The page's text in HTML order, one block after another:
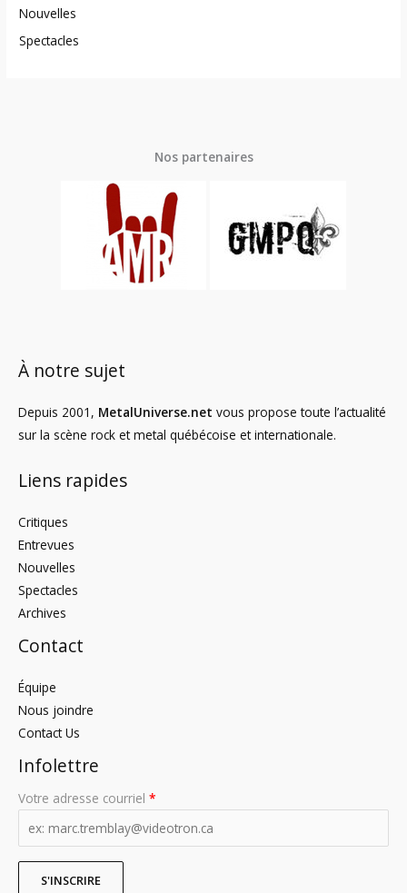
Nouvelles
Spectacles
Nos partenaires
À notre sujet
Depuis 2001, MetalUniverse.net vous propose toute l’actualité
sur la scène rock et metal québécoise et internationale.
Liens rapides
Critiques
Entrevues
Nouvelles
Spectacles
Archives
Contact
Équipe
Nous joindre
Contact Us
Infolettre
Votre adresse courriel *